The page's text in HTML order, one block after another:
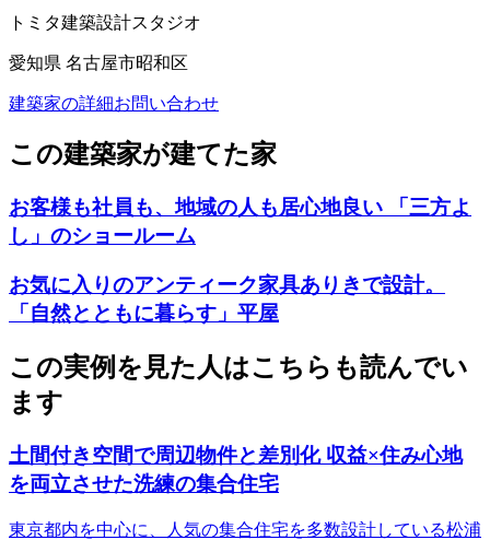
トミタ建築設計スタジオ
愛知県 名古屋市昭和区
建築家の詳細お問い合わせ
この建築家が建てた家
お客様も社員も、地域の人も居心地良い 「三方よ
し」のショールーム
お気に入りのアンティーク家具ありきで設計。
「自然とともに暮らす」平屋
この実例を見た人はこちらも読んでい
ます
土間付き空間で周辺物件と差別化 収益×住み心地
を両立させた洗練の集合住宅
東京都内を中心に、人気の集合住宅を多数設計している松浦